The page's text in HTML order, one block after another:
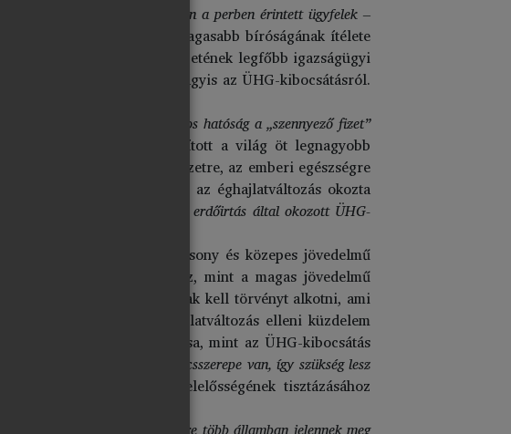
egyelőre.
Egyes esetekben a perben érintett ügyfelek –
meg.
Csak a világ legmagasabb bíróságának ítélete
Nemzetek Szervezetének legfőbb igazságügyi
kötelezettségekről
szól, vagyis az ÜHG-kibocsátásról.
mellett érvel. De
számos hatóság a „szennyező fizet”
Kalifornia jogi eljárást indított a világ öt legnagyobb
fizessék meg „a környezetre, az emberi egészségre
Kalifornia államot az éghajlatváltozás okozta
kifejezetten az illegális erdőirtás által okozott ÜHG-
fontos szempont az alacsony és közepes jövedelmű
és -jogi szakértelemhez, mint a magas jövedelmű
az illetékes kormányoknak kell törvényt alkotni, ami
Végső soron az éghajlatváltozás elleni küzdelem
nincs más választása, mint az ÜHG-kibocsátás
De a törvénynek is kulcsszerepe van, így szükség lesz
ártalmakért való felelősségének tisztázásához
jellege is változik, mert egyre több államban jelennek meg